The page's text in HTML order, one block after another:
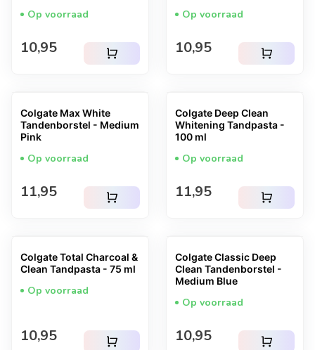
Op voorraad
Normale prijs
10,95 shopping_cart
Op voorraad
Normale prijs
10,95 shopping_cart
Colgate Max White
Tandenborstel - Medium
Pink
Op voorraad
Normale prijs
11,95 shopping_cart
Colgate Deep Clean
Whitening Tandpasta -
100 ml
Op voorraad
Normale prijs
11,95 shopping_cart
Colgate Total Charcoal &
Clean Tandpasta - 75 ml
Op voorraad
Normale prijs
10,95 shopping_cart
Colgate Classic Deep
Clean Tandenborstel -
Medium Blue
Op voorraad
Normale prijs
10,95 shopping_cart